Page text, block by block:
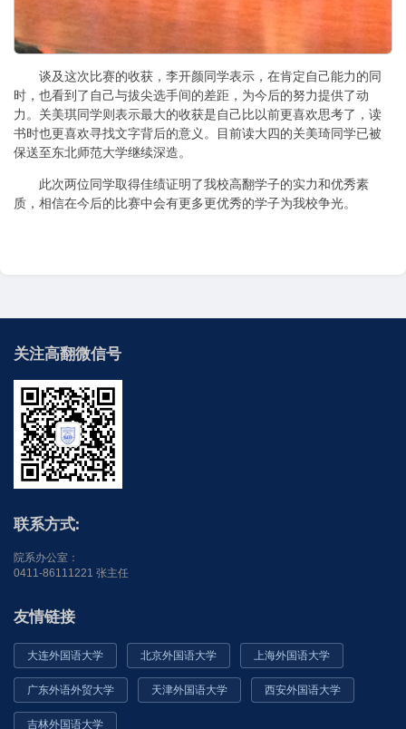
谈及这次比赛的收获，李开颜同学表示，在肯定自己能力的同
时，也看到了自己与拔尖选手间的差距，为今后的努力提供了动
力。关美琪同学则表示最大的收获是自己比以前更喜欢思考了，读
书时也更喜欢寻找文字背后的意义。目前读大四的关美琦同学已被
保送至东北师范大学继续深造。
此次两位同学取得佳绩证明了我校高翻学子的实力和优秀素
质，相信在今后的比赛中会有更多更优秀的学子为我校争光。
关注高翻微信号
联系方式:
院系办公室：
0411-86111221 张主任
友情链接
大连外国语大学 北京外国语大学 上海外国语大学
广东外语外贸大学 天津外国语大学 西安外国语大学
吉林外国语大学